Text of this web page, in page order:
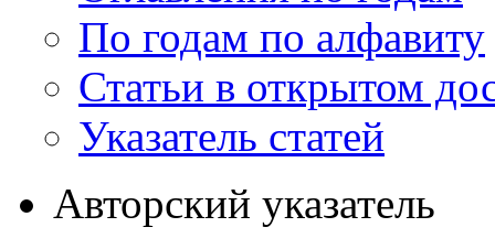
По годам по алфавиту
Статьи в открытом
Указатель статей
Авторский указатель